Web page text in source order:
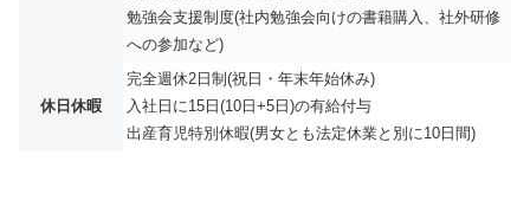
勉強会支援制度(社内勉強会向けの書籍購入、社外研修
への参加など)
休日休暇
完全週休2日制(祝日・年末年始休み)
入社日に15日(10日+5日)の有給付与
出産育児特別休暇(男女とも法定休業と別に10日間)